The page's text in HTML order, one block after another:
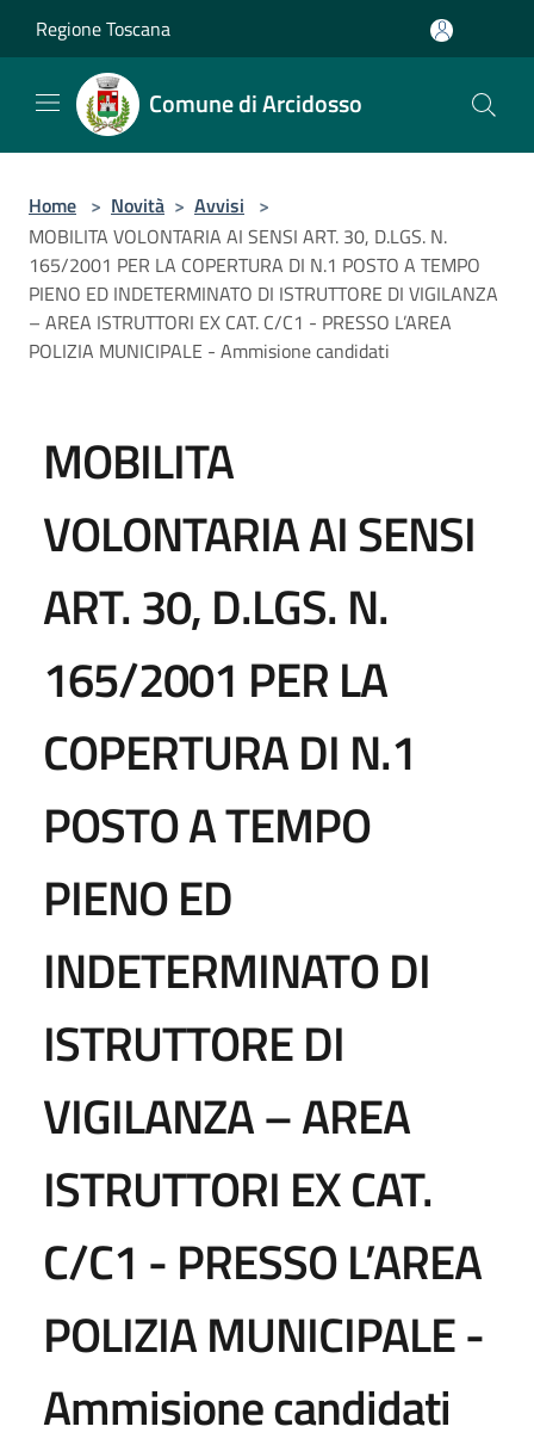
Regione Toscana
Comune di Arcidosso
Home > Novità > Avvisi >
MOBILITA VOLONTARIA AI SENSI ART. 30, D.LGS. N.
165/2001 PER LA COPERTURA DI N.1 POSTO A TEMPO
PIENO ED INDETERMINATO DI ISTRUTTORE DI VIGILANZA
– AREA ISTRUTTORI EX CAT. C/C1 - PRESSO L’AREA
POLIZIA MUNICIPALE - Ammisione candidati
MOBILITA
VOLONTARIA AI SENSI
ART. 30, D.LGS. N.
165/2001 PER LA
COPERTURA DI N.1
POSTO A TEMPO
PIENO ED
INDETERMINATO DI
ISTRUTTORE DI
VIGILANZA – AREA
ISTRUTTORI EX CAT.
C/C1 - PRESSO L’AREA
POLIZIA MUNICIPALE -
Ammisione candidati